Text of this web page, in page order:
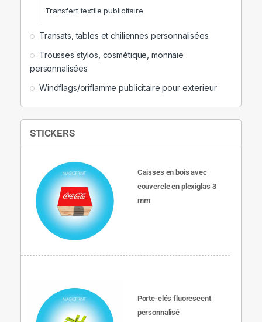
Transfert textile publicitaire
Transats, tables et chiliennes personnalisées
Trousses stylos, cosmétique, monnaie
personnalisées
Windflags/oriflamme publicitaire pour exterieur
STICKERS
Caisses en bois avec
couvercle en plexiglas 3
mm
Porte-clés fluorescent
personnalisé